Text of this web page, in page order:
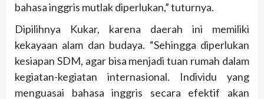
bahasa inggris mutlak diperlukan,” tuturnya.
Dipilihnya Kukar, karena daerah ini memiliki
kekayaan alam dan budaya. “Sehingga diperlukan
kesiapan SDM, agar bisa menjadi tuan rumah dalam
kegiatan-kegiatan internasional. Individu yang
menguasai bahasa inggris secara efektif akan